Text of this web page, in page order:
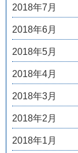
2018年7月
2018年6月
2018年5月
2018年4月
2018年3月
2018年2月
2018年1月